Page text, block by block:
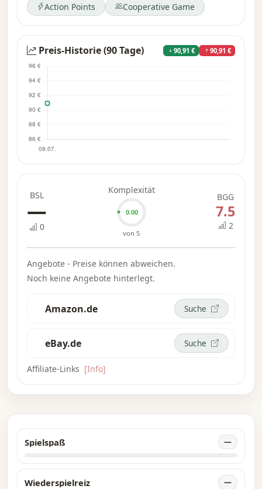
Action Points Cooperative Game
Preis-Historie (90 Tage) 90,91 € 90,91 €
BSL
—
0
Komplexität
0.00
von 5
BGG
7.5
2
Angebote - Preise können abweichen.
Noch keine Angebote hinterlegt.
Amazon.de Suche
eBay.de Suche
Affiliate-Links [Info]
Spielspaß —
Wiederspielreiz —